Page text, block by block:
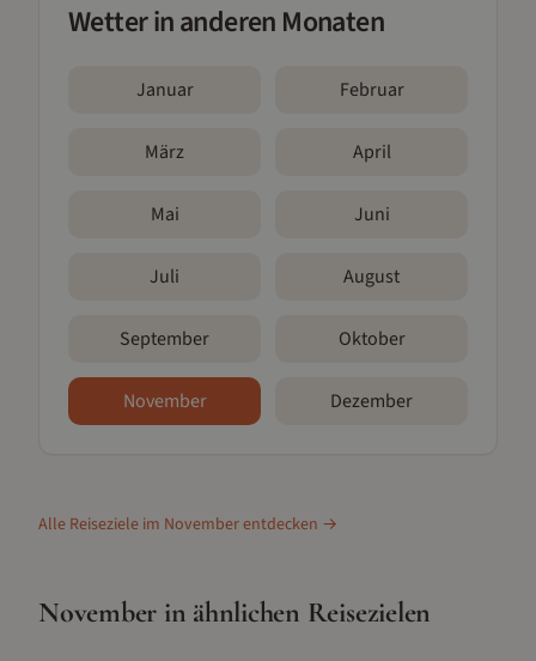
Wetter in anderen Monaten
Januar Februar
März April
Mai Juni
Juli August
September Oktober
November Dezember
Alle Reiseziele im Novemberentdecken →
November in ähnlichen Reisezielen